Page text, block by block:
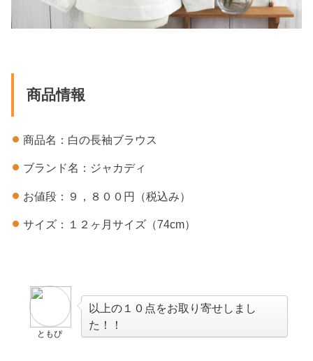
商品情報
商品名：白の長袖ブラウス
ブランド名：ジャカディ
お値段：９，８００円（税込み）
サイズ：１２ヶ月サイズ（74cm）
ともぴ
以上の１０点をお取り寄せしまし
た！！